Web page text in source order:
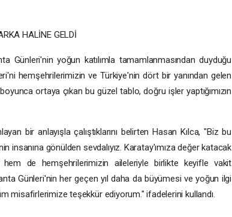
HALİNE GELDİ
Günleri'nin yoğun katılımla tamamlanmasından duyduğu
hemşehrilerimizin ve Türkiye'nin dört bir yanından gelen
ortaya çıkan bu güzel tablo, doğru işler yaptığımızın
bir anlayışla çalıştıklarını belirten Hasan Kılca, "Biz bu
gönülden sevdalıyız. Karatay'ımıza değer katacak
de hemşehrilerimizin aileleriyle birlikte keyifle vakit
Günleri'nin her geçen yıl daha da büyümesi ve yoğun ilgi
misafirlerimize teşekkür ediyorum." ifadelerini kullandı.